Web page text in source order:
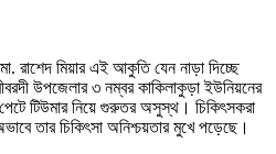
রাশেদ মিয়ার এই আকুতি যেন নাড়া দিচ্ছে
উপজেলার ৩ নম্বর কাকিলাকুড়া ইউনিয়নের
পেটে টিউমার নিয়ে গুরুতর অসুস্থ। চিকিৎসকরা
তার চিকিৎসা অনিশ্চয়তার মুখে পড়েছে।